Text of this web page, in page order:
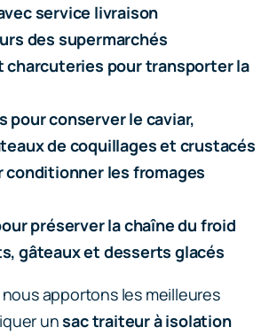
service livraison
des supermarchés
charcuteries pour transporter la
pour conserver le caviar,
de coquillages et crustacés
conditionner les fromages
préserver la chaîne du froid
gâteaux et desserts glacés
apportons les meilleures
unsac traiteur à isolation